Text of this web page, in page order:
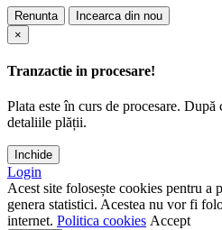
Renunta
Incearca din nou
×
Tranzactie in procesare!
Plata este în curs de procesare.
detaliile plății.
Inchide
Login
Acest site folosește cookies pentru a
genera statistici. Acestea nu vor fi
internet. Politica cookies Accept